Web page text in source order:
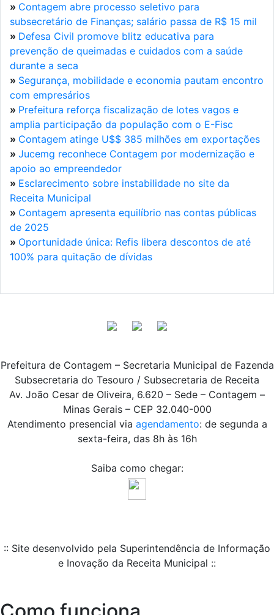
» Contagem abre processo seletivo para
subsecretário de Finanças; salário passa de R$ 15 mil
» Defesa Civil promove blitz educativa para
prevenção de queimadas e cuidados com a saúde
durante a seca
» Segurança, mobilidade e economia pautam encontro
com empresários
» Prefeitura reforça fiscalização de lotes vagos e
amplia participação da população com o E-Fisc
» Contagem atinge U$$ 385 milhões em exportações
» Jucemg reconhece Contagem por modernização e
apoio ao empreendedor
» Esclarecimento sobre instabilidade no site da
Receita Municipal
» Contagem apresenta equilíbrio nas contas públicas
de 2025
» Oportunidade única: Refis libera descontos de até
100% para quitação de dívidas
Prefeitura de Contagem – Secretaria Municipal de Fazenda
Subsecretaria do Tesouro / Subsecretaria de Receita
Av. João Cesar de Oliveira, 6.620 – Sede – Contagem –
Minas Gerais – CEP 32.040-000
Atendimento presencial via agendamento: de segunda a
sexta-feira, das 8h às 16h
Saiba como chegar:
:: Site desenvolvido pela Superintendência de Informação
e Inovação da Receita Municipal ::